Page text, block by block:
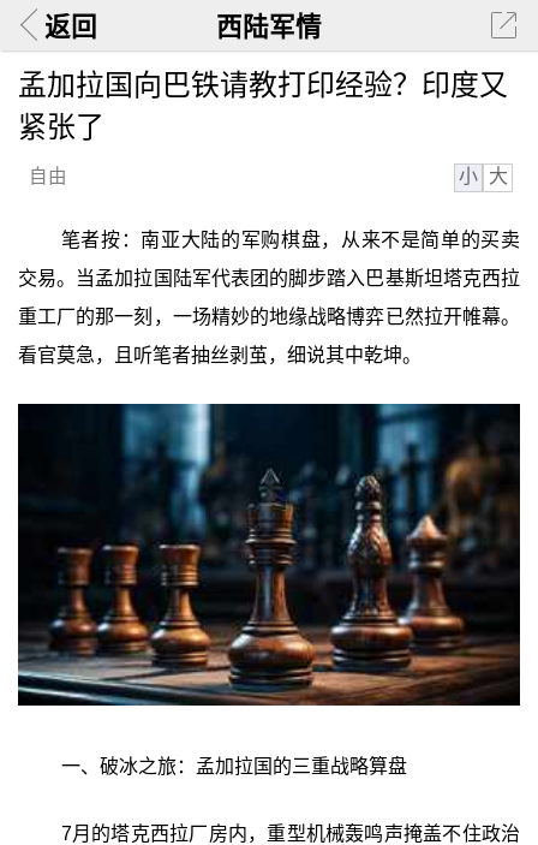
返回 西陆军情
孟加拉国向巴铁请教打印经验？印度又
紧张了
自由 小 大
笔者按：南亚大陆的军购棋盘，从来不是简单的买卖
交易。当孟加拉国陆军代表团的脚步踏入巴基斯坦塔克西拉
重工厂的那一刻，一场精妙的地缘战略博弈已然拉开帷幕。
看官莫急，且听笔者抽丝剥茧，细说其中乾坤。
一、破冰之旅：孟加拉国的三重战略算盘
7月的塔克西拉厂房内，重型机械轰鸣声掩盖不住政治